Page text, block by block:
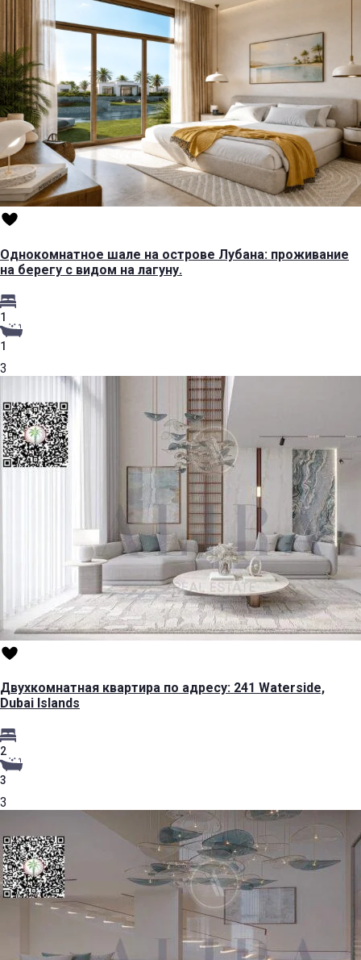
Однокомнатное шале на острове Лубана: проживание
на берегу с видом на лагуну.
1
1
3
Двухкомнатная квартира по адресу: 241 Waterside,
Dubai Islands
2
3
3